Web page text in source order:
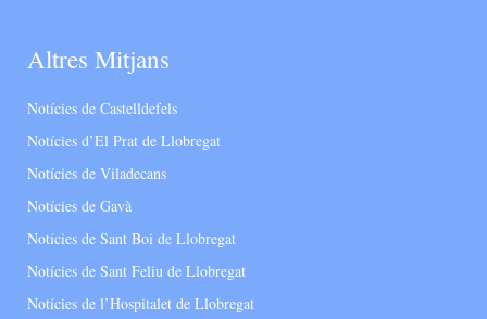
Altres Mitjans
Notícies de Castelldefels
Notícies d’El Prat de Llobregat
Notícies de Viladecans
Notícies de Gavà
Notícies de Sant Boi de Llobregat
Notícies de Sant Feliu de Llobregat
Notícies de l’Hospitalet de Llobregat